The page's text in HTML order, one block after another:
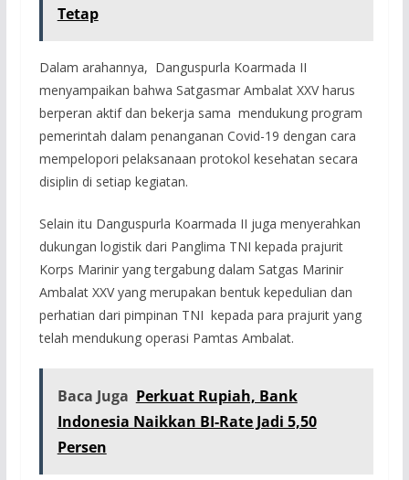
Tetap
Dalam arahannya, Danguspurla Koarmada II
menyampaikan bahwa Satgasmar Ambalat XXV harus
berperan aktif dan bekerja sama mendukung program
pemerintah dalam penanganan Covid-19 dengan cara
mempelopori pelaksanaan protokol kesehatan secara
disiplin di setiap kegiatan.
Selain itu Danguspurla Koarmada II juga menyerahkan
dukungan logistik dari Panglima TNI kepada prajurit
Korps Marinir yang tergabung dalam Satgas Marinir
Ambalat XXV yang merupakan bentuk kepedulian dan
perhatian dari pimpinan TNI kepada para prajurit yang
telah mendukung operasi Pamtas Ambalat.
Baca Juga Perkuat Rupiah, Bank
Indonesia Naikkan BI-Rate Jadi 5,50
Persen